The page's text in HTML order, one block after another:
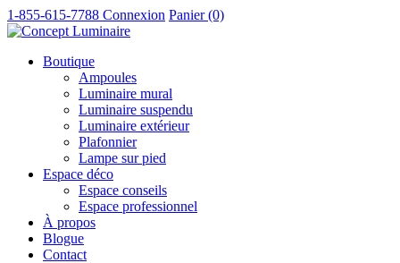
1-855-615-7788 Connexion Panier (0)
Boutique
Ampoules
Luminaire mural
Luminaire suspendu
Luminaire extérieur
Plafonnier
Lampe sur pied
Espace déco
Espace conseils
Espace professionnel
À propos
Blogue
Contact